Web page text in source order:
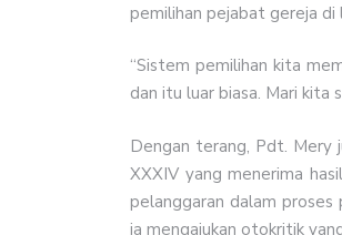
pemilihan pejabat gereja
“Sistem pemilihan kita
dan itu luar biasa. Mari kita
Dengan terang, Pdt. Mery
XXXIV yang menerima
pelanggaran dalam
ia mengajukan otokritik